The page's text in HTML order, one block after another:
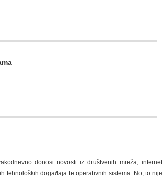
donosi novosti iz društvenih mreža, internet
tehnoloških događaja te operativnih sistema. No, to nije